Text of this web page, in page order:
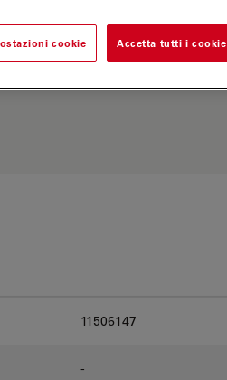
più
11506147
-
cookie Accetta tutti i cookie